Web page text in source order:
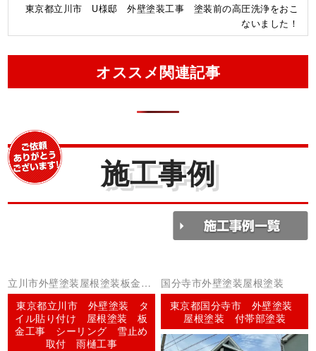
東京都立川市 U様邸 外壁塗装工事 塗装前の高圧洗浄をおこ
ないました！
オススメ関連記事
施工事例
立川市外壁塗装屋根塗装板金工
事コーキング（シーリング）
東京都立川市 外壁塗装 タ
イル貼り付け 屋根塗装 板
金工事 シーリング 雪止め
取付 雨樋工事
国分寺市外壁塗装屋根塗装
東京都国分寺市 外壁塗装
屋根塗装 付帯部塗装